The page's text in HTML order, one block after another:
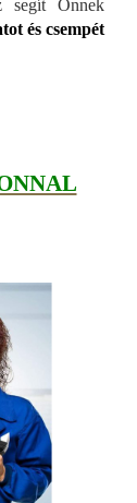
segít Önnek
és csempét